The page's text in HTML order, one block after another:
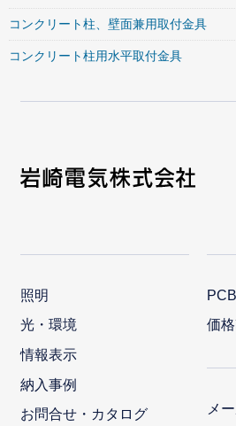
コンクリート柱、壁面兼用取付金具
コンクリート柱用水平取付金具
照明
光・環境
情報表示
納入事例
お問合せ・カタログ
価
メ